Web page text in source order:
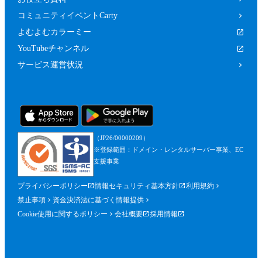
コミュニティイベントCarty
よむよむカラーミー
YouTubeチャンネル
サービス運営状況
（JP26/00000209）
※登録範囲：ドメイン・レンタルサーバー事業、EC
支援事業
プライバシーポリシー 情報セキュリティ基本方針
利用規約
禁止事項
資金決済法に基づく情報提供
Cookie使用に関するポリシー
会社概要 採用情報